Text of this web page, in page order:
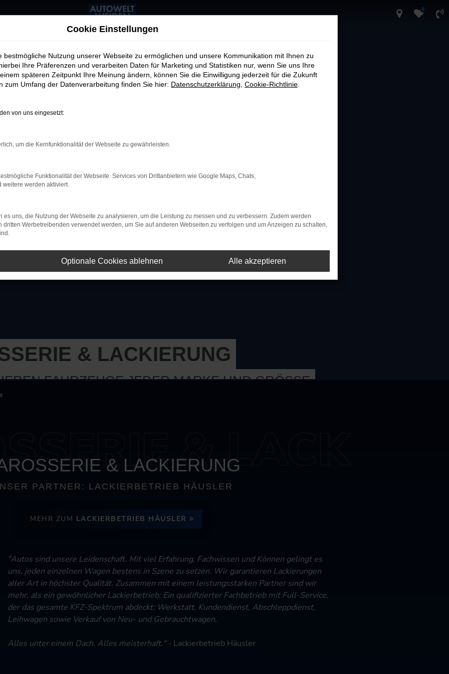
0
& LACKIERUNG
FAHRZEUGE JEDER MARKE UND GRÖSSE
& LACKIERUNG
PARTNER: LACKIERBETRIEB HÄUSLER
MEHR ZUM LACKIERBETRIEB HÄUSLER
"Autos sind unsere Leidenschaft. Mit viel Erfahrung, Fachwissen und Können gelingt es
uns, jeden einzelnen Wagen bestens in Szene zu setzen. Wir garantieren Lackierungen
aller Art in höchster Qualität. Zusammen mit einem leistungsstarken Partner sind wir
mehr, als ein gewöhnlicher Lackierbetrieb: Ein qualifizierter Fachbetrieb mit Full-Service,
der das gesamte KFZ-Spektrum abdeckt: Werkstatt, Kundendienst, Abschleppdienst,
Leihwagen sowie Verkauf von Neu- und Gebrauchtwagen.
Alles unter einem Dach. Alles meisterhaft." - Lackierbetrieb Häusler
Cookie Einstellungen
bestmögliche Nutzung unserer Webseite zu ermöglichen und unsere Kommunikation mit Ihnen zu
Ihre Präferenzen und verarbeiten Daten für Marketing und Statistiken nur, wenn Sie uns Ihre
späteren Zeitpunkt Ihre Meinung ändern, können Sie die Einwilligung jederzeit für die Zukunft
zum Umfang der Datenverarbeitung finden Sie hier: Datenschutzerklärung Cookie-Richtlinie
von uns eingesetzt:
um die Kernfunktionalität der Webseite zu gewährleisten.
Funktionalität der Webseite. Services von Drittanbietern wie Google Maps, Chats,
weitere werden aktiviert.
es uns, die Nutzung der Webseite zu analysieren, um die Leistung zu messen und zu verbessern. Zudem werden
dritten Werbetreibenden verwendet werden, um Sie auf anderen Webseiten zu verfolgen und um Anzeigen zu schalten,
Optionale Cookies ablehnen Alle akzeptieren